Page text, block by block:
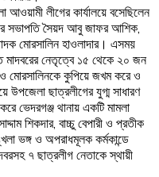
আওয়ামী লীগের কার্যালয়ে বসেছিলেন
সভাপতি সৈয়দ আবু জাফর আশিক,
মোরসালিন হাওলাদার। এসময়
মাদবরের নেতৃত্বে ১৫ থেকে ২০ জন
ও মোরসালিনকে কুপিয়ে জখম করে ও
ছাত্রলীগের যুগ্ম সাধারণ
ভেদরগঞ্জ থানায় একটি মামলা
শিকদার, বাচ্চু বেপারী ও প্রতীক
ভঙ্গ ও অপরাধমূলক কর্মকান্ডে
৭ ছাত্রলীগ নেতাকে স্থায়ী